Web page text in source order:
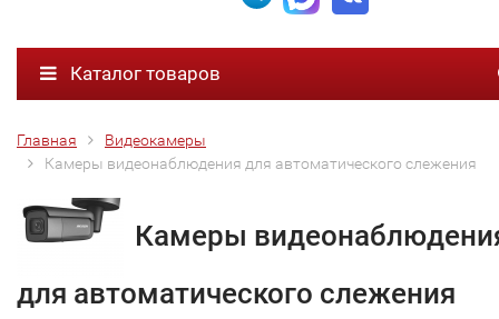
Каталог товаров
Главная
Видеокамеры
Камеры видеонаблюдения для автоматического слежения
Камеры
для автоматического слежения